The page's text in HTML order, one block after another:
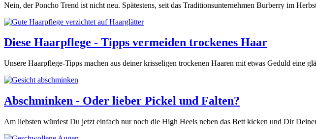
Nein, der Poncho Trend ist nicht neu. Spätestens, seit das Traditionsunternehmen Burberry im
Diese Haarpflege - Tipps vermeiden trockenes Haar
Unsere Haarpflege-Tipps machen aus deiner krisseligen trockenen Haaren mit etwas Geduld eine
Abschminken - Oder lieber Pickel und Falten?
Am liebsten würdest Du jetzt einfach nur noch die High Heels neben das Bett kicken und Dir